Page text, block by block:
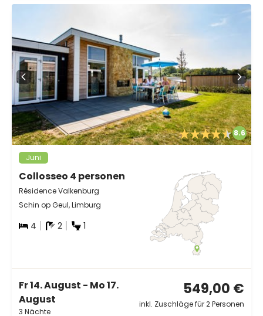
8.6
Juni
Collosseo 4 personen
Résidence Valkenburg
Schin op Geul, Limburg
4 2 1
Fr 14. August - Mo 17.
August
3 Nächte
549,00 €
inkl. Zuschläge für 2 Personen